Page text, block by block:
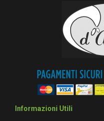
Informazioni Utili